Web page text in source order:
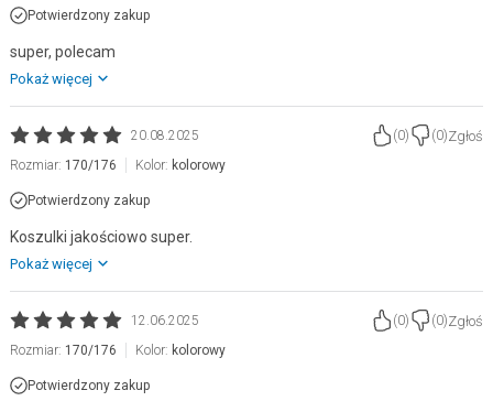
Potwierdzony zakup
super, polecam
Pokaż więcej
20.08.2025 (0) (0)Zgłoś
Rozmiar: 170/176 Kolor: kolorowy
Potwierdzony zakup
Koszulki jakościowo super.
Pokaż więcej
12.06.2025 (0) (0)Zgłoś
Rozmiar: 170/176 Kolor: kolorowy
Potwierdzony zakup